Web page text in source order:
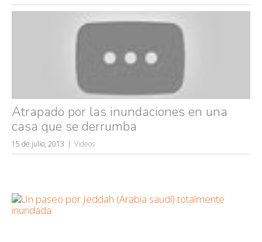
Atrapado por las inundaciones en una
casa que se derrumba
15 de julio, 2013 Videos